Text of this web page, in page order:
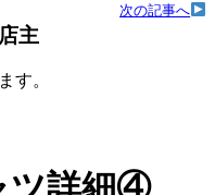
次の記事へ
主
す。